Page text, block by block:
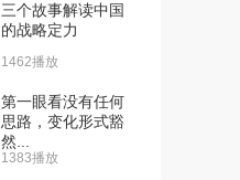
三个故事解读中国
的战略定力
1462播放
第一眼看没有任何
思路，变化形式豁
然...
1383播放